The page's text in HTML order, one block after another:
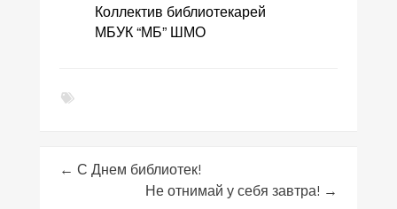
Коллектив библиотекарей
МБУК “МБ” ШМО
← С Днем библиотек!
Не отнимай у себя завтра! →